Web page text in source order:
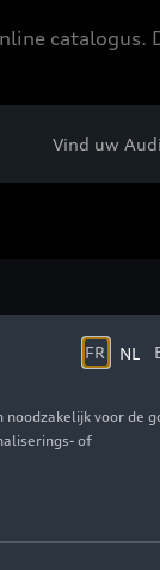
catalogus.
Vind uw